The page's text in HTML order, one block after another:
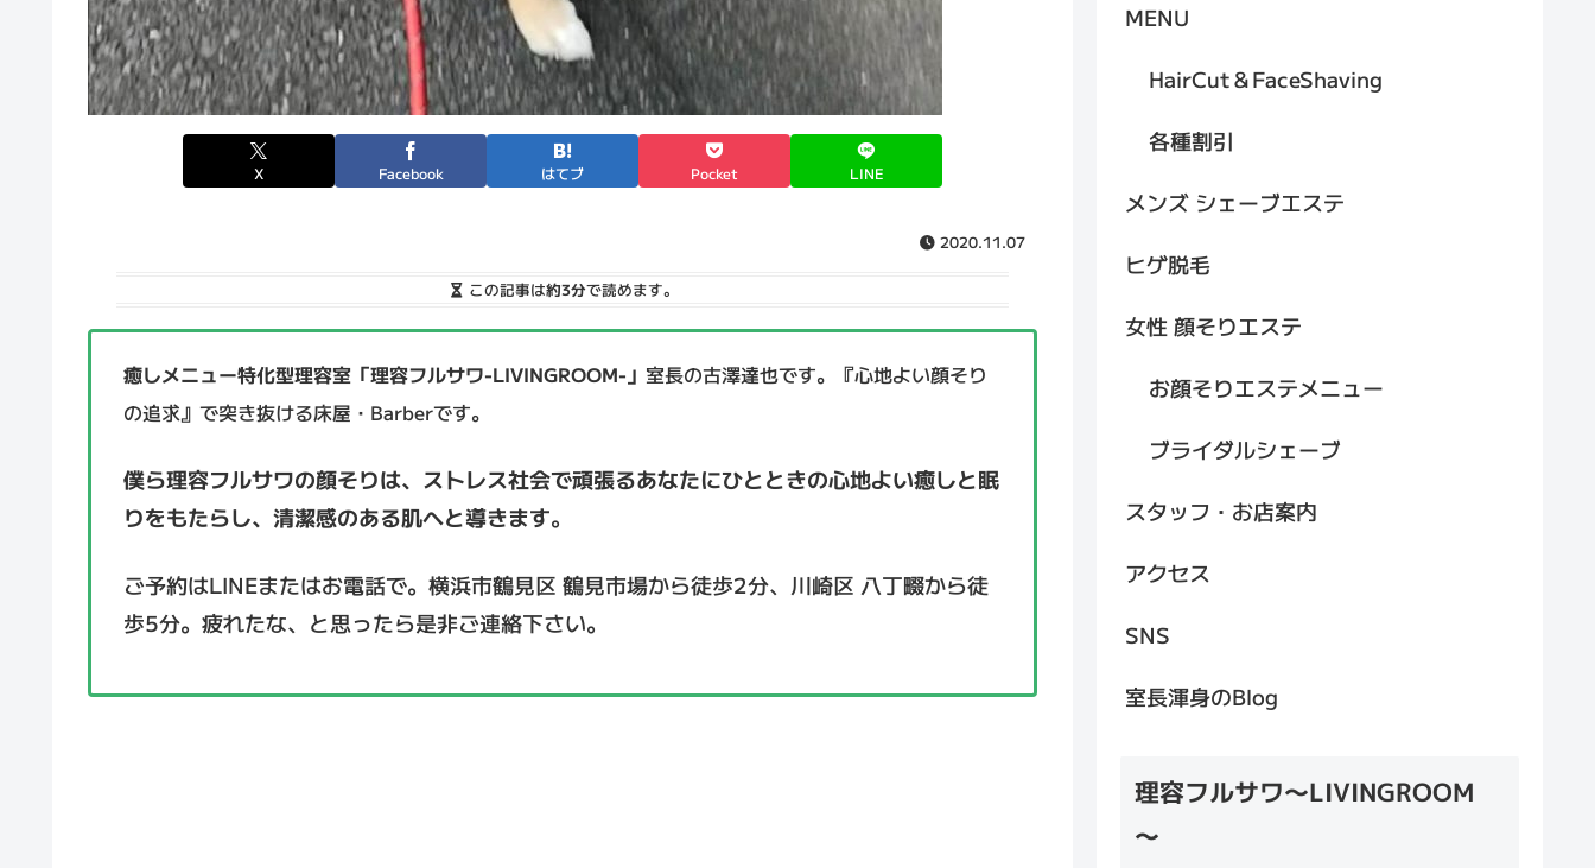
X Facebook はてブ Pocket LINE
2020.11.07
この記事は約3分で読めます。
癒しメニュー特化型理容室「理容フルサワ-LIVINGROOM-」 室長の古澤達也です。『心地よい顔そり
の追求』で突き抜ける床屋・Barberです。
僕ら理容フルサワの顔そりは、ストレス社会で頑張るあなたにひとときの心地よい癒しと眠
りをもたらし、清潔感のある肌へと導きます。
ご予約はLINEまたはお電話で。横浜市鶴見区 鶴見市場から徒歩2分、川崎区 八丁畷から徒
歩5分。疲れたな、と思ったら是非ご連絡下さい。
MENU
HairCut＆FaceShaving
各種割引
メンズ シェーブエステ
ヒゲ脱毛
女性 顔そりエステ
お顔そりエステメニュー
ブライダルシェーブ
スタッフ・お店案内
アクセス
SNS
室長渾身のBlog
理容フルサワ～LIVINGROOM
～